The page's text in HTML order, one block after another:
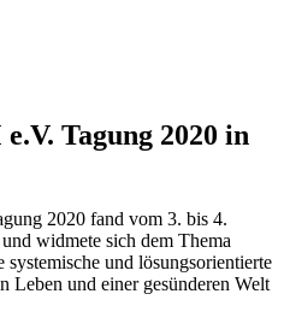
Freund und Mentor
Tagung 2020 in
2020 fand vom 3. bis 4.
widmete sich dem Thema
und lösungsorientierte
Leben und einer gesünderen Welt